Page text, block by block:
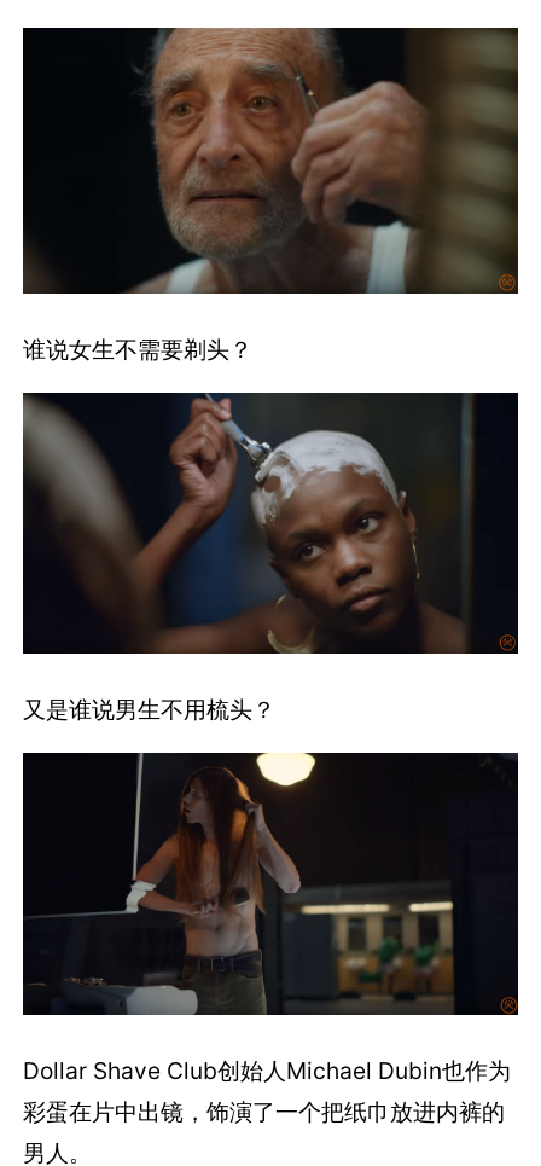
谁说女生不需要剃头？
又是谁说男生不用梳头？
Dollar Shave Club创始人Michael Dubin也作为
彩蛋在片中出镜，饰演了一个把纸巾放进内裤的
男人。